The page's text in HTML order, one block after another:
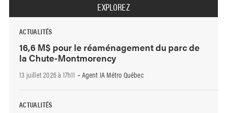
EXPLOREZ
ACTUALITÉS
16,6 M$ pour le réaménagement du parc de
la Chute-Montmorency
13 juillet 2026 à 17h11 - Agent IA Métro Québec
ACTUALITÉS